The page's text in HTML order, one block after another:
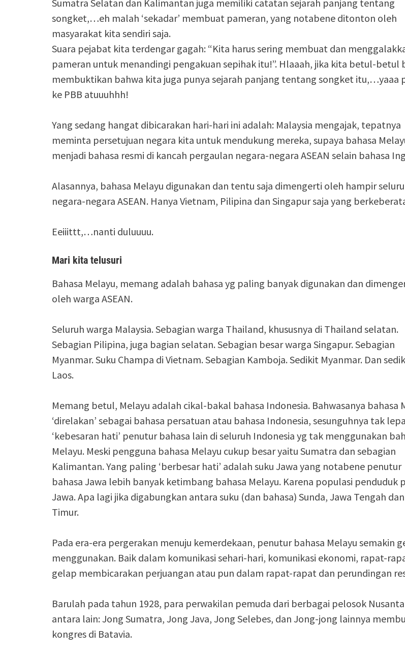
Sumatra Selatan dan Kalimantan juga memiliki catatan sejarah panjang tentang
songket,…eh malah ‘sekadar’ membuat pameran, yang notabene ditonton oleh
masyarakat kita sendiri saja.
Suara pejabat kita terdengar gagah: “Kita harus sering membuat dan
pameran untuk menandingi pengakuan sepihak itu!”. Hlaaah, jika kita betul-betul
membuktikan bahwa kita juga punya sejarah panjang tentang songket itu,…yaaa
ke PBB atuuuhhh!
Yang sedang hangat dibicarakan hari-hari ini adalah: Malaysia mengajak, tepatnya
meminta persetujuan negara kita untuk mendukung mereka, supaya bahasa
menjadi bahasa resmi di kancah pergaulan negara-negara ASEAN selain bahasa
Alasannya, bahasa Melayu digunakan dan tentu saja dimengerti oleh hampir
negara-negara ASEAN. Hanya Vietnam, Pilipina dan Singapur saja yang
Eeiiittt,…nanti duluuuu.
Mari kita telusuri
Bahasa Melayu, memang adalah bahasa yg paling banyak digunakan dan
oleh warga ASEAN.
Seluruh warga Malaysia. Sebagian warga Thailand, khususnya di Thailand selatan.
Sebagian Pilipina, juga bagian selatan. Sebagian besar warga Singapur. Sebagian
Myanmar. Suku Champa di Vietnam. Sebagian Kamboja. Sedikit Myanmar. Dan
Laos.
Memang betul, Melayu adalah cikal-bakal bahasa Indonesia. Bahwasanya bahasa
‘direlakan’ sebagai bahasa persatuan atau bahasa Indonesia, sesunguhnya tak
‘kebesaran hati’ penutur bahasa lain di seluruh Indonesia yg tak menggunakan
Melayu. Meski pengguna bahasa Melayu cukup besar yaitu Sumatra dan sebagian
Kalimantan. Yang paling ‘berbesar hati’ adalah suku Jawa yang notabene penutur
bahasa Jawa lebih banyak ketimbang bahasa Melayu. Karena populasi penduduk
Jawa. Apa lagi jika digabungkan antara suku (dan bahasa) Sunda, Jawa Tengah
Timur.
Pada era-era pergerakan menuju kemerdekaan, penutur bahasa Melayu semakin
menggunakan. Baik dalam komunikasi sehari-hari, komunikasi ekonomi, rapat-
gelap membicarakan perjuangan atau pun dalam rapat-rapat dan perundingan
Barulah pada tahun 1928, para perwakilan pemuda dari berbagai pelosok
antara lain: Jong Sumatra, Jong Java, Jong Selebes, dan Jong-jong lainnya
kongres di Batavia.